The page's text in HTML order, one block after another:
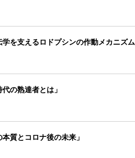
を支えるロドプシンの作動メカニズム
の熟達者とは」
質とコロナ後の未来」